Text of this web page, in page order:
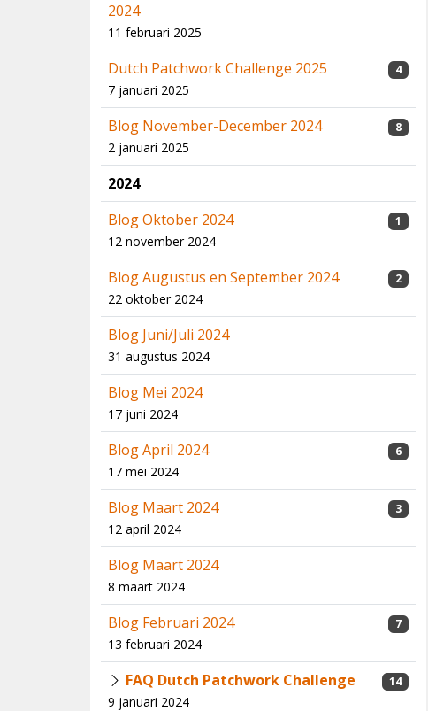
2024
11 februari 2025
Dutch Patchwork Challenge 2025
7 januari 2025
4
Blog November-December 2024
2 januari 2025
8
2024
Blog Oktober 2024
12 november 2024
1
Blog Augustus en September 2024
22 oktober 2024
2
Blog Juni/Juli 2024
31 augustus 2024
Blog Mei 2024
17 juni 2024
Blog April 2024
17 mei 2024
6
Blog Maart 2024
12 april 2024
3
Blog Maart 2024
8 maart 2024
Blog Februari 2024
13 februari 2024
7
FAQ Dutch Patchwork Challenge
9 januari 2024
14